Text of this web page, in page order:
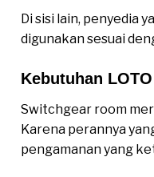
Di sisi lain, penyedia
digunakan sesuai
Kebutuhan
Switchgear room
Karena perannya
pengamanan yang